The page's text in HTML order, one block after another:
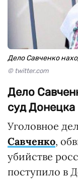
Дело Савченко
© twitter.com
Дело
суд Донецка
Уголовное
Савченко,
убийстве
поступило в